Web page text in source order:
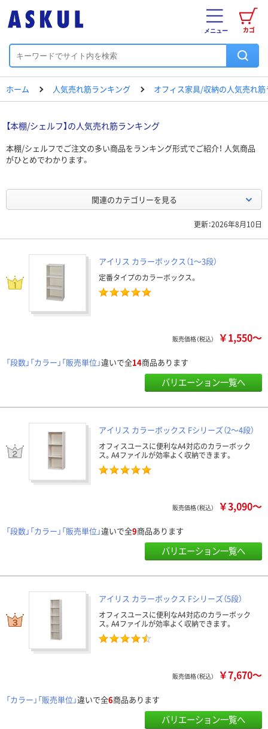
カゴ
メニュー
ホーム 人気売れ筋ランキング オフィス家具/収納の人気売れ
【本棚/シェルフ】の人気売れ筋ランキング
本棚/シェルフでご注文の多い商品をランキング形式でご紹介！ 人気商品
がひとめでわかります。
関連のカテゴリーを見る
更新：2026年8月10日
アイリス カラーボックス（1～3段）
定番タイプのカラーボックス。
販売価格（税込） ￥1,550～
「段数」「カラー」「販売単位」違いで全14商品あります
バリエーション一覧へ
アイリス カラーボックス Fシリーズ（2～4段）
オフィスユースに便利なA4対応のカラーボック
ス。A4ファイルが効率よく収納できます。
販売価格（税込） ￥3,090～
「段数」「カラー」「販売単位」違いで全9商品あります
バリエーション一覧へ
アイリス カラーボックス Fシリーズ（5段）
オフィスユースに便利なA4対応のカラーボック
ス。A4ファイルが効率よく収納できます。
販売価格（税込） ￥7,670～
「カラー」「販売単位」違いで全6商品あります
バリエーション一覧へ